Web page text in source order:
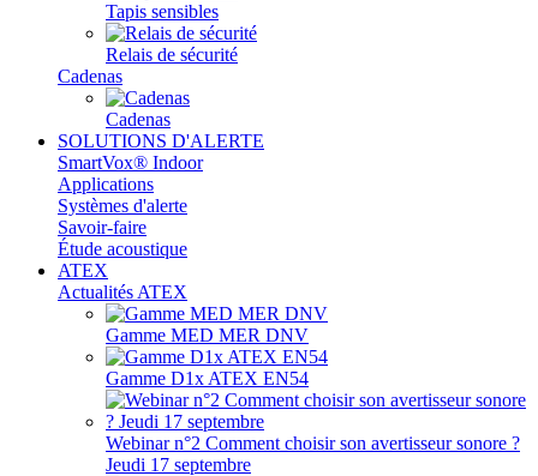
Tapis sensibles
Relais de sécurité
Cadenas
Cadenas
SOLUTIONS D'ALERTE
SmartVox® Indoor
Applications
Systèmes d'alerte
Savoir-faire
Étude acoustique
ATEX
Actualités ATEX
Gamme MED MER DNV
Gamme D1x ATEX EN54
Webinar n°2 Comment choisir son avertisseur sonore ?
Jeudi 17 septembre